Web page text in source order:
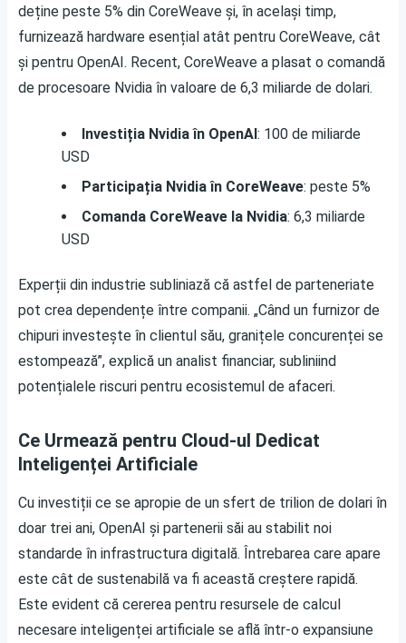
deține peste 5% din CoreWeave și, în același timp,
furnizează hardware esențial atât pentru CoreWeave, cât
și pentru OpenAI. Recent, CoreWeave a plasat o comandă
de procesoare Nvidia în valoare de 6,3 miliarde de dolari.
Investiția Nvidia în OpenAI: 100 de miliarde
USD
Participația Nvidia în CoreWeave: peste 5%
Comanda CoreWeave la Nvidia: 6,3 miliarde
USD
Experții din industrie subliniază că astfel de parteneriate
pot crea dependențe între companii. „Când un furnizor de
chipuri investește în clientul său, granițele concurenței se
estompează”, explică un analist financiar, subliniind
potențialele riscuri pentru ecosistemul de afaceri.
Ce Urmează pentru Cloud-ul Dedicat
Inteligenței Artificiale
Cu investiții ce se apropie de un sfert de trilion de dolari în
doar trei ani, OpenAI și partenerii săi au stabilit noi
standarde în infrastructura digitală. Întrebarea care apare
este cât de sustenabilă va fi această creștere rapidă.
Este evident că cererea pentru resursele de calcul
necesare inteligenței artificiale se află într-o expansiune